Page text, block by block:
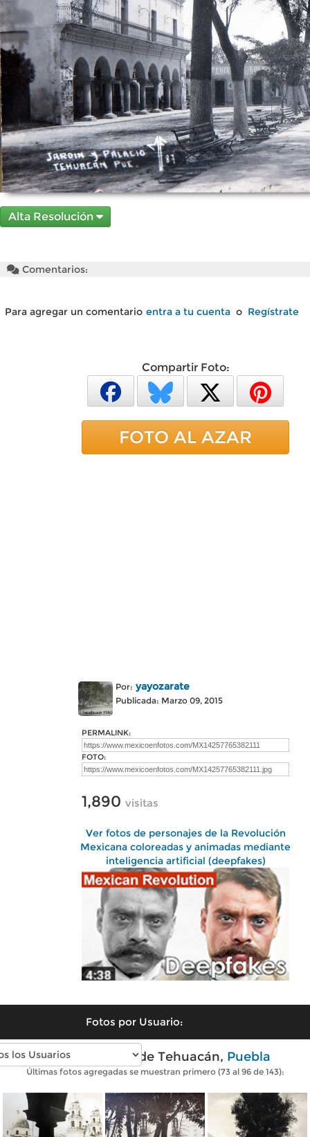
Alta Resolución
Comentarios:
Para agregar un comentario entra a tu cuenta o Regístrate
Compartir Foto:
FOTO AL AZAR
Por: yayozarate
Publicada: Marzo 09, 2015
PERMALINK:
FOTO:
1,890 visitas
Ver fotos de personajes de la Revolución
Mexicana coloreadas y animadas mediante
inteligencia artificial (deepfakes)
Fotos por Usuario:
Fotos antiguas de Tehuacán, Puebla
Últimas fotos agregadas se muestran primero (73 al 96 de 143):